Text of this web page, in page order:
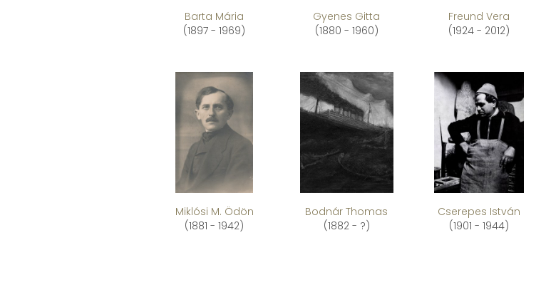
Barta Mária
(1897 - 1969)
Gyenes Gitta
(1880 - 1960)
Freund Vera
(1924 - 2012)
Miklósi M. Ödön
(1881 - 1942)
Bodnár Thomas
(1882 - ?)
Cserepes István
(1901 - 1944)